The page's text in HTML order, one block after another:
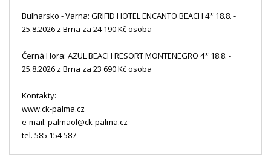
Bulharsko - Varna: GRIFID HOTEL ENCANTO BEACH 4* 18.8. -
25.8.2026 z Brna za 24 190 Kč osoba
Černá Hora: AZUL BEACH RESORT MONTENEGRO 4* 18.8. -
25.8.2026 z Brna za 23 690 Kč osoba
Kontakty:
www.ck-palma.cz
e-mail: palmaol@ck-palma.cz
tel. 585 154 587